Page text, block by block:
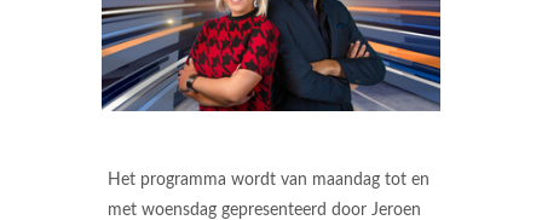
Het programma wordt van maandag tot en
met woensdag gepresenteerd door Jeroen